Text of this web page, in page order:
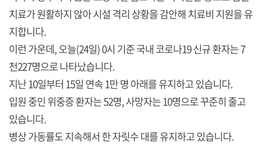
치료가 원활하지 않아 시설 격리 상황을 감안해 치료비 지원을 유
지합니다.
이런 가운데, 오늘(24일) 0시 기준 국내 코로나19 신규 환자는 7
천227명으로 나타났습니다.
지난 10일부터 15일 연속 1만 명 아래를 유지하고 있습니다.
입원 중인 위중증 환자는 52명, 사망자는 10명으로 꾸준히 줄고
있습니다.
병상 가동률도 지속해서 한 자릿수 대를 유지하고 있습니다.